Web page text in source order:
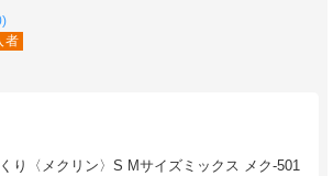
者
り〈メクリン〉S Mサイズミックス メク-501